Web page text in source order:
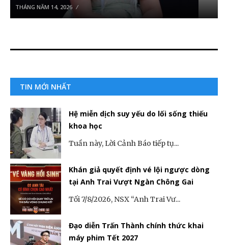
THÁNG NĂM 14, 2026
TIN MỚI NHẤT
Hệ miễn dịch suy yếu do lối sống thiếu
khoa học
Tuần này, Lời Cảnh Báo tiếp tụ...
Khán giả quyết định vé lội ngược dòng
tại Anh Trai Vượt Ngàn Chông Gai
Tối 7/8/2026, NSX “Anh Trai Vư...
Đạo diễn Trấn Thành chính thức khai
máy phim Tết 2027